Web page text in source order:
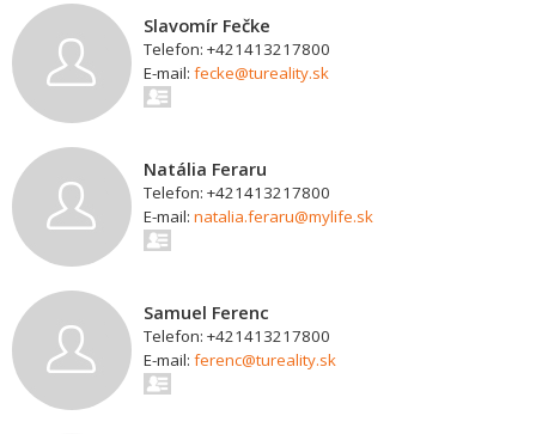
Slavomír Fečke
Telefon: +421413217800
E-mail: fecke@tureality.sk
Natália Feraru
Telefon: +421413217800
E-mail: natalia.feraru@mylife.sk
Samuel Ferenc
Telefon: +421413217800
E-mail: ferenc@tureality.sk